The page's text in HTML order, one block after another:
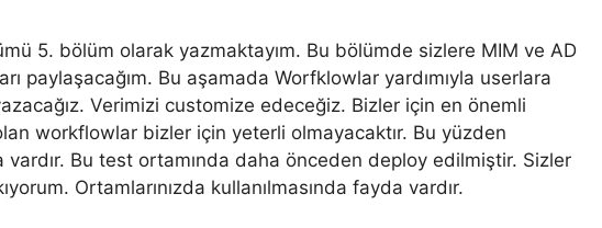
5. bölüm olarak yazmaktayım. Bu bölümde sizlere MIM ve AD
paylaşacağım. Bu aşamada Worfklowlar yardımıyla userlara
Verimizi customize edeceğiz. Bizler için en önemli
workflowlar bizler için yeterli olmayacaktır. Bu yüzden
vardır. Bu test ortamında daha önceden deploy edilmiştir. Sizler
Ortamlarınızda kullanılmasında fayda vardır.